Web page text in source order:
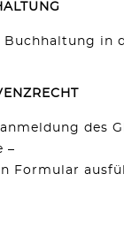
Buchhaltung in
des
–
Formular